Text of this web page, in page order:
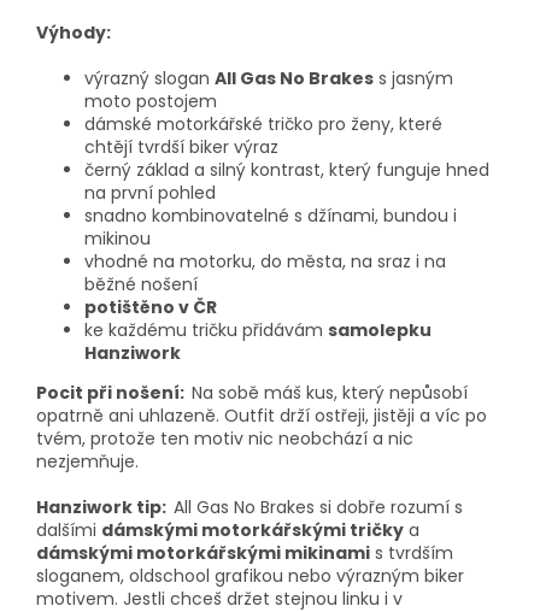
Výhody:
výrazný slogan All Gas No Brakes s jasným
moto postojem
dámské motorkářské tričko pro ženy, které
chtějí tvrdší biker výraz
černý základ a silný kontrast, který funguje hned
na první pohled
snadno kombinovatelné s džínami, bundou i
mikinou
vhodné na motorku, do města, na sraz i na
běžné nošení
potištěno v ČR
ke každému tričku přidávám samolepku
Hanziwork
Pocit při nošení: Na sobě máš kus, který nepůsobí
opatrně ani uhlazeně. Outfit drží ostřeji, jistěji a víc po
tvém, protože ten motiv nic neobchází a nic
nezjemňuje.
Hanziwork tip: All Gas No Brakes si dobře rozumí s
dalšími dámskými motorkářskými tričky a
dámskými motorkářskými mikinami s tvrdším
sloganem, oldschool grafikou nebo výrazným biker
motivem. Jestli chceš držet stejnou linku i v